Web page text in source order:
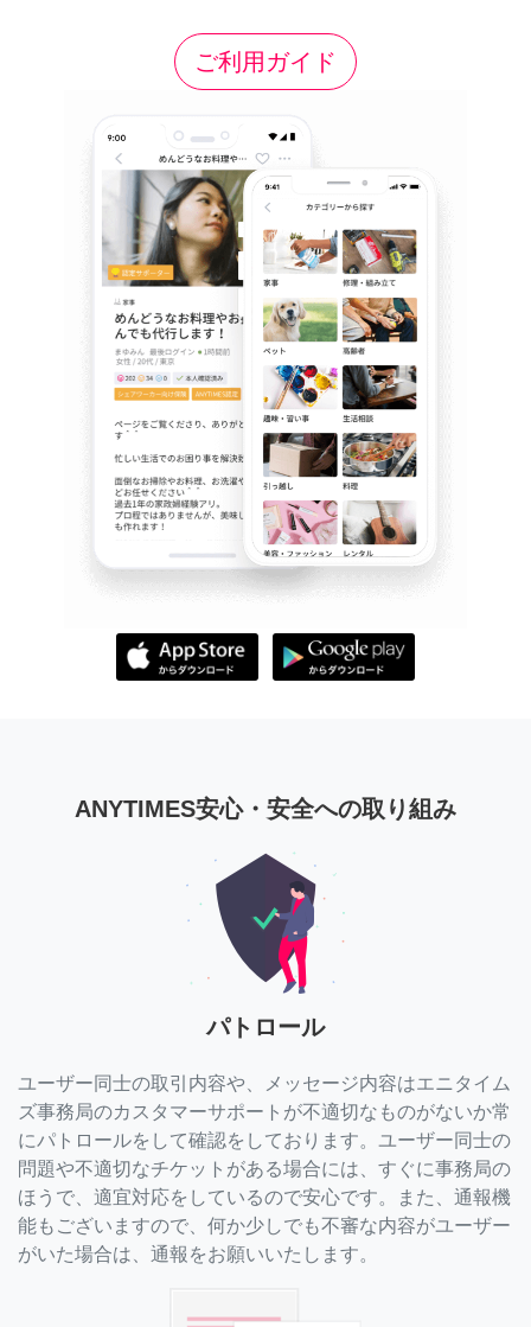
ご利用ガイド
ANYTIMES安心・安全への取り組み
パトロール
ユーザー同士の取引内容や、メッセージ内容はエニタイム
ズ事務局のカスタマーサポートが不適切なものがないか常
にパトロールをして確認をしております。ユーザー同士の
問題や不適切なチケットがある場合には、すぐに事務局の
ほうで、適宜対応をしているので安心です。また、通報機
能もございますので、何か少しでも不審な内容がユーザー
がいた場合は、通報をお願いいたします。